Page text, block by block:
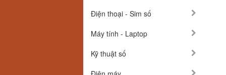
Điện thoại - Sim số
Máy tính - Laptop
Kỹ thuật số